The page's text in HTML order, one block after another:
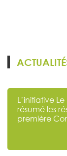
L’initiative Le
résumé les
première